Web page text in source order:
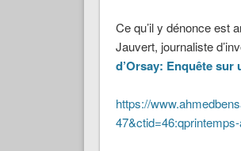
Ce qu’il y dénonce est
Jauvert, journaliste
d’Orsay: Enquête sur
https://